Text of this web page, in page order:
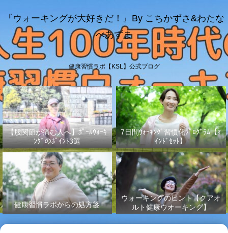
『ウォーキングが大好きだ！』By こちかずさ&わたな
べあずま
健康習慣ラボ【KSL】公式ブログ
【股関節が痛む人へ】ﾎﾟｰﾙｳｫｰｷ
ﾝｸﾞのﾎﾟｲﾝﾄ3選
7日間ｳｫｰｷﾝｸﾞ習慣化ﾌﾟﾛｸﾞﾗﾑ【ﾏ
ｲﾝﾄﾞｾｯﾄ】
健康習慣ラボからの処方箋
ウォーキングのヒント【クアオ
ルト健康ウオーキング】
No.003